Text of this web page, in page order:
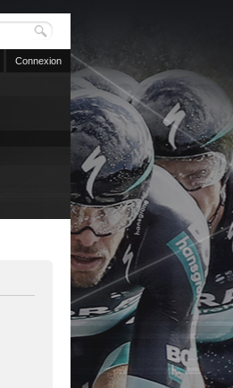
Connexion